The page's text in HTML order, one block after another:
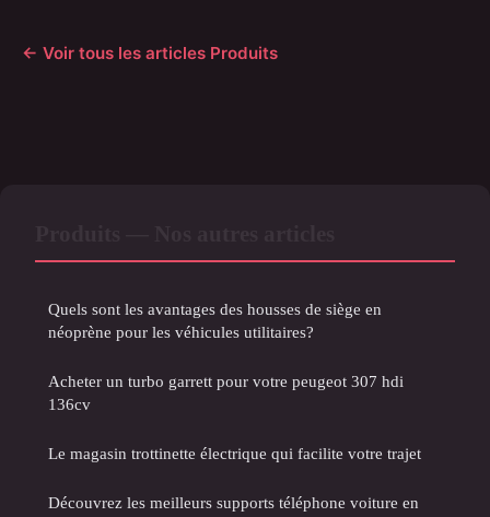
← Voir tous les articles Produits
Quels sont les avantages des housses de siège en
néoprène pour les véhicules utilitaires?
Acheter un turbo garrett pour votre peugeot 307 hdi
136cv
Le magasin trottinette électrique qui facilite votre trajet
Découvrez les meilleurs supports téléphone voiture en